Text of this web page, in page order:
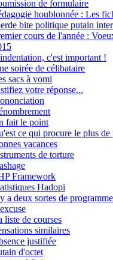
de formulaire
houblonnée : Les
bite politique putain
cours de l'année :
c'est important !
soirée de célibataire
sacs à vomi
votre réponse...
fait le point
ce qui procure le plus de
vacances
de torture
Framework
Hadopi
a deux sortes de
liste de courses
similaires
justifiée
d'octet